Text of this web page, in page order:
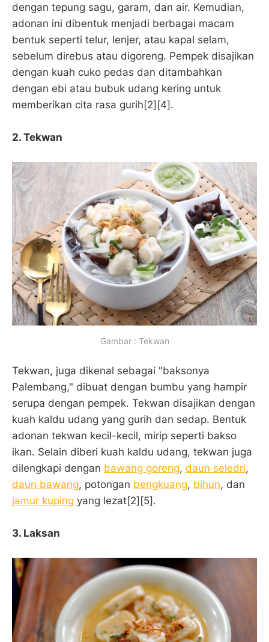
dengan tepung sagu, garam, dan air. Kemudian,
adonan ini dibentuk menjadi berbagai macam
bentuk seperti telur, lenjer, atau kapal selam,
sebelum direbus atau digoreng. Pempek disajikan
dengan kuah cuko pedas dan ditambahkan
dengan ebi atau bubuk udang kering untuk
memberikan cita rasa gurih[2][4].
2. Tekwan
Gambar : Tekwan
Tekwan, juga dikenal sebagai "baksonya
Palembang," dibuat dengan bumbu yang hampir
serupa dengan pempek. Tekwan disajikan dengan
kuah kaldu udang yang gurih dan sedap. Bentuk
adonan tekwan kecil-kecil, mirip seperti bakso
ikan. Selain diberi kuah kaldu udang, tekwan juga
dilengkapi dengan bawang goreng, daun seledri,
daun bawang, potongan bengkuang, bihun, dan
jamur kuping yang lezat[2][5].
3. Laksan